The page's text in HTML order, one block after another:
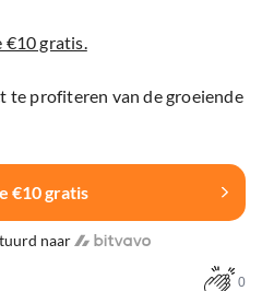
gratis.
te profiteren van de groeiende
€10 gratis
naar
0